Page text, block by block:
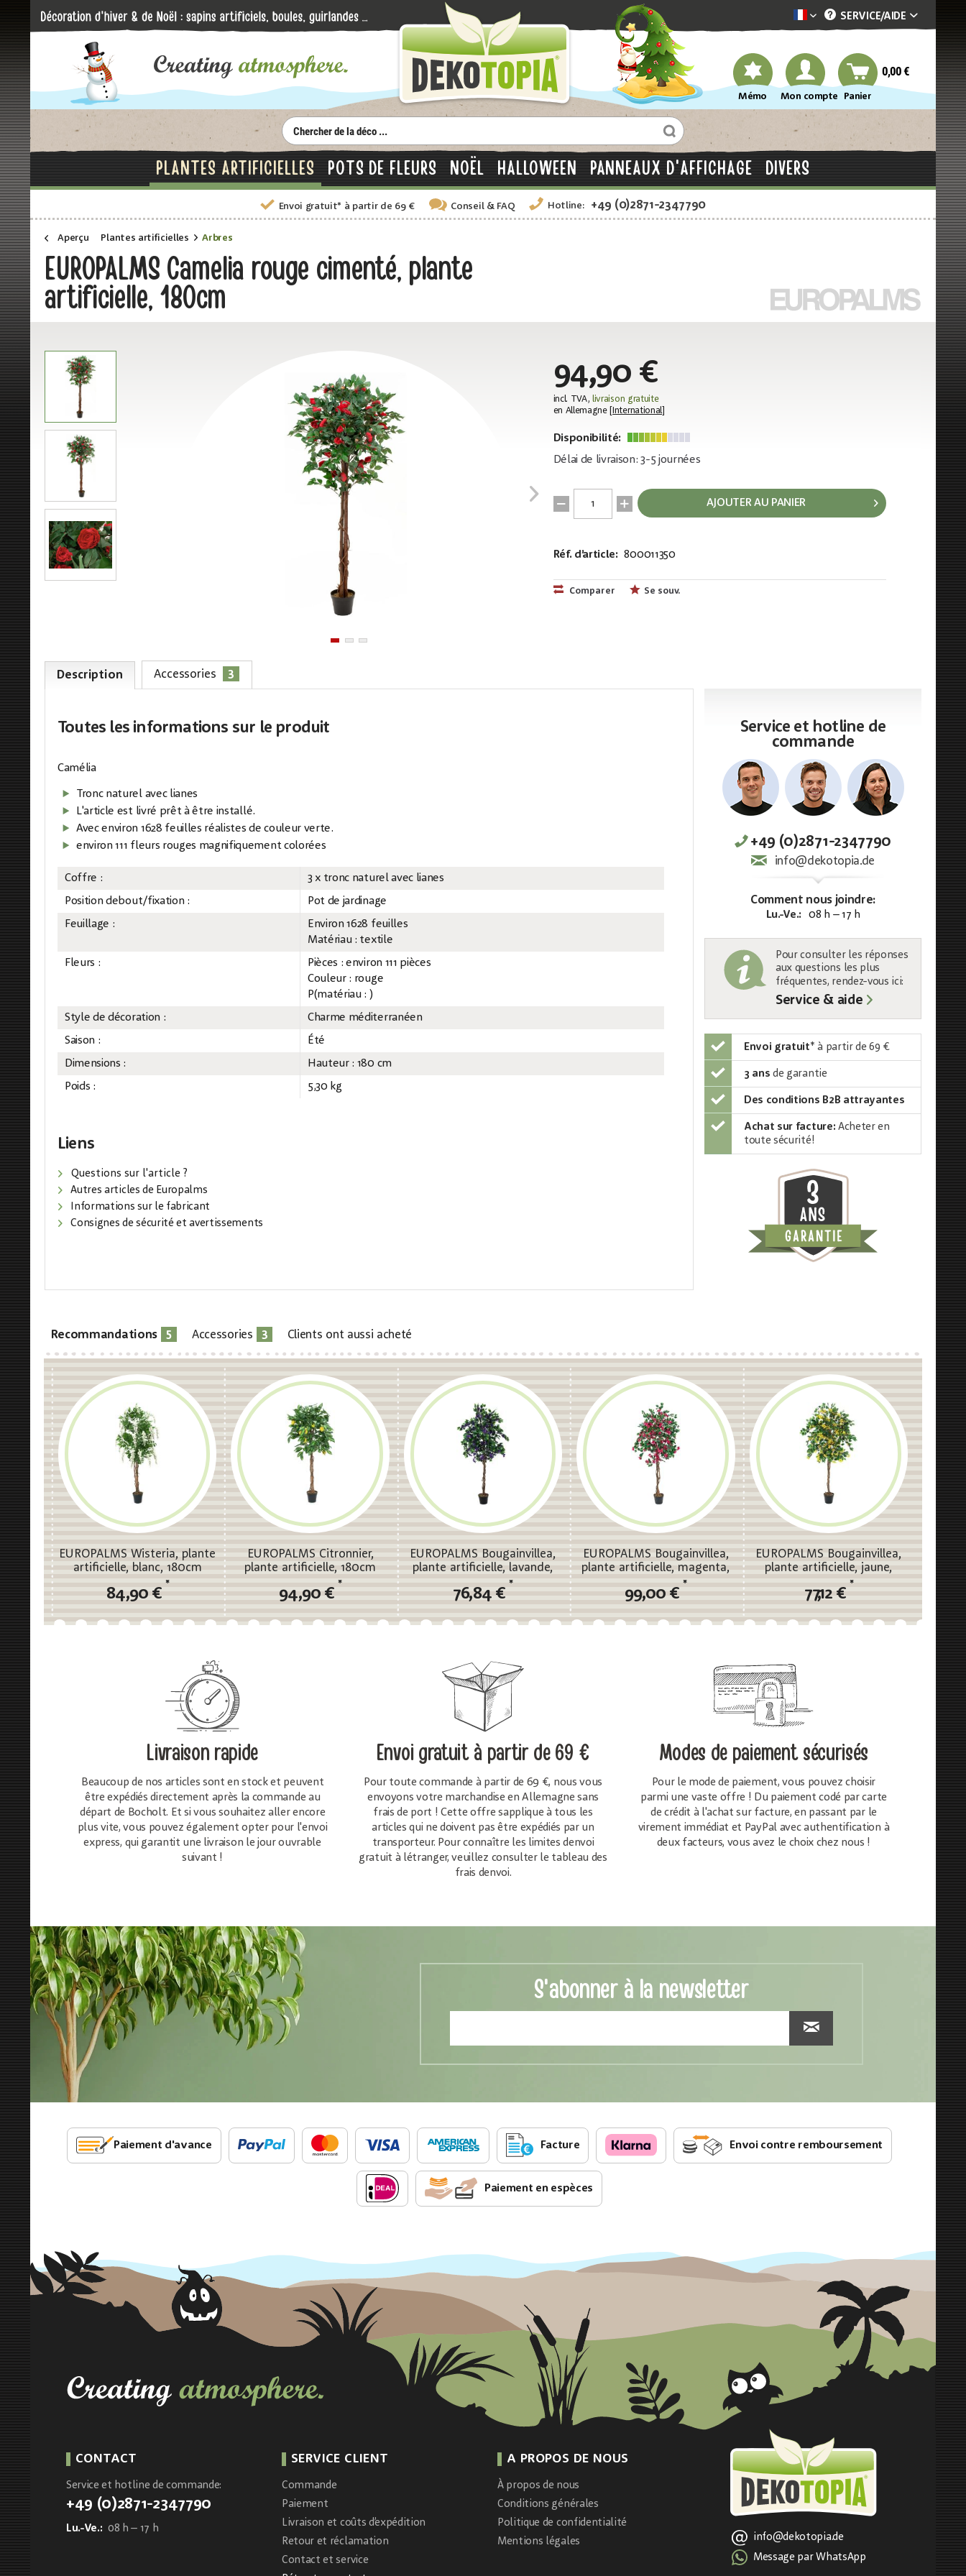
Dekotopia französisch
SERVICE/AIDE
Mémo Mon compte Panier
0,00 €
PLANTES ARTIFICIELLES POTS DE FLEURS NOËL HALLOWEEN PANNEAUX D'AFFICHAGE DIVERS
Envoi gratuit* à partir de 69 € Conseil& FAQ Hotline: +49 (0)2871-2347790
Aperçu Plantes artificielles Arbres
EUROPALMS Camelia rouge cimenté, plante
artificielle, 180cm
94,90 €
incl. TVA,livraison gratuite
en Allemagne [
International]
Disponibilité:
Délai de livraison: 3-5 journées
AJOUTER AU PANIER
Réf. d’article: 800011350
Comparer Se souv.
Description Accessories 3
Toutes les informations sur le produit
Camélia
Tronc naturel avec lianes
L'article est livré prêt à être installé.
Avec environ 1628 feuilles réalistes de couleur verte.
environ 111 fleurs rouges magnifiquement colorées
Coffre :
3 x tronc naturel avec lianes
Position debout/fixation :
Pot de jardinage
Feuillage :
Environ 1628 feuilles
Matériau : textile
Fleurs :
Pièces : environ 111 pièces
Couleur : rouge
P(matériau : )
Style de décoration :
Charme méditerranéen
Saison :
Été
Dimensions :
Hauteur : 180 cm
Poids :
5,30 kg
Liens
Questions sur l'article ?
Autres articles de Europalms
Informations sur le fabricant
Consignes de sécurité et avertissements
Service et hotline de
commande
+49 (0)2871-2347790
info@dekotopia.de
Comment nous joindre:
Lu.-Ve.: 08 h – 17 h
Pour consulter les réponses
aux questions les plus
fréquentes, rendez-vous ici:
Service & aide
Envoi gratuit* à partir de 69 €
3 ans de garantie
Des conditions B2B attrayantes
Achat sur facture: Acheter en
toute sécurité!
Recommandations 5 Accessories 3 Clients ont aussi acheté
EUROPALMS Wisteria, plante
artificielle, blanc, 180cm
84,90 €
*
EUROPALMS Citronnier,
plante artificielle, 180cm
94,90 €
*
EUROPALMS Bougainvillea,
plante artificielle, lavande,
76,84 €
*
EUROPALMS Bougainvillea,
plante artificielle, magenta,
99,00 €
*
EUROPALMS Bougainvillea,
plante artificielle, jaune,
77,12 €
*
Livraison rapide
Beaucoup de nos articles sont en stock et peuvent
être expédiés directement après la commande au
départ de Bocholt. Et si vous souhaitez aller encore
plus vite, vous pouvez également opter pour l'envoi
express, qui garantit une livraison le jour ouvrable
suivant !
Envoi gratuità partir de 69 €
Pour toute commande à partir de 69 €, nous vous
envoyons votre marchandise en Allemagne sans
frais de port ! Cette offre sapplique à tous les
articles qui ne doivent pas être expédiés par un
transporteur. Pour connaître les limites denvoi
gratuit à létranger, veuillez consulter le tableau des
frais denvoi.
Modes de paiement sécurisés
Pour le mode de paiement, vous pouvez choisir
parmi une vaste offre ! Du paiement codé par carte
de crédit à l'achat sur facture, en passant par le
virement immédiat et PayPal avec authentification à
deux facteurs, vous avez le choix chez nous !
S'abonner à la newsletter
Paiement d'avance Facture Envoi contre remboursement
Paiement en espèces
CONTACT
Service et hotline de commande:
+49 (0)2871-2347790
Lu.-Ve.: 08 h – 17 h
SERVICE CLIENT
Commande
Paiement
Livraison et coûts d’expédition
Retour et réclamation
Contact et service
A PROPOS DE NOUS
À propos de nous
Conditions générales
Politique de confidentialité
Mentions légales
info@dekotopia.de
Message par WhatsApp